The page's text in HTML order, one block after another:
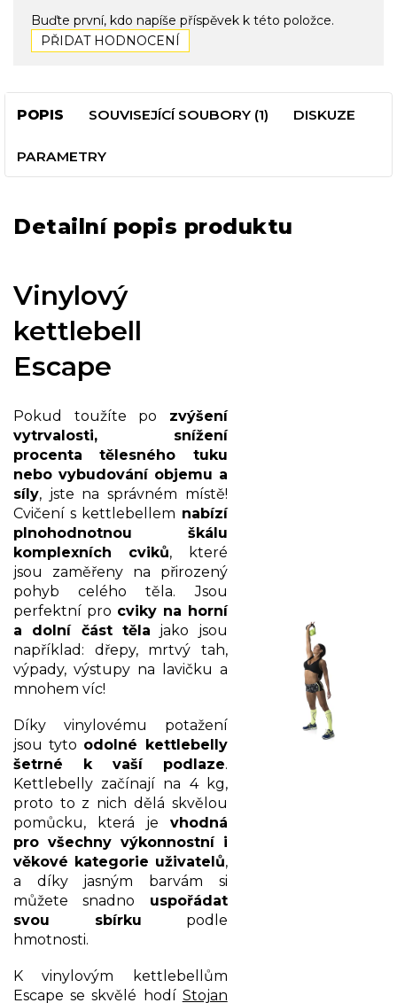
Buďte první, kdo napíše příspěvek k této položce.
PŘIDAT HODNOCENÍ
POPIS SOUVISEJÍCÍ SOUBORY (1) DISKUZE
PARAMETRY
Detailní popis produktu
Vinylový
kettlebell
Escape
Pokud toužíte po zvýšení
vytrvalosti, snížení
procenta tělesného tuku
nebo vybudování objemu a
síly, jste na správném místě!
Cvičení s kettlebellem nabízí
plnohodnotnou škálu
komplexních cviků, které
jsou zaměřeny na přirozený
pohyb celého těla. Jsou
perfektní pro cviky na horní
a dolní část těla jako jsou
například: dřepy, mrtvý tah,
výpady, výstupy na lavičku a
mnohem víc!
Díky vinylovému potažení
jsou tyto odolné kettlebelly
šetrné k vaší podlaze.
Kettlebelly začínají na 4 kg,
proto to z nich dělá skvělou
pomůcku, která je vhodná
pro všechny výkonnostní i
věkové kategorie uživatelů,
a díky jasným barvám si
můžete snadno uspořádat
svou sbírku podle
hmotnosti.
K vinylovým kettlebellům
Escape se skvělé hodí Stojan